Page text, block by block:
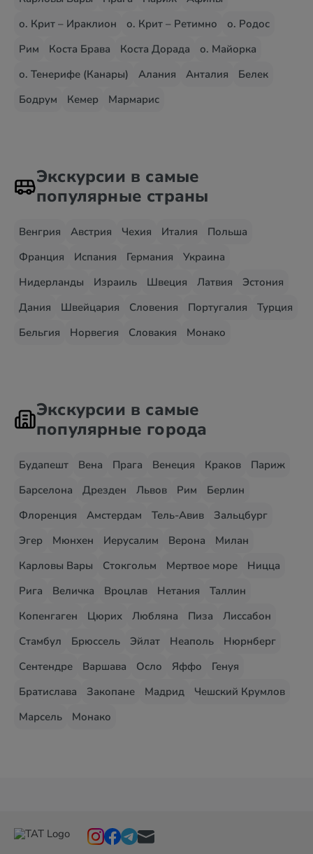
о. Крит – Ираклион
о. Крит – Ретимно
о. Родос
Рим
Коста Брава Коста Дорада
о. Майорка
о. Тенерифе (Канары)
Алания Анталия
Белек
Бодрум
Кемер Мармарис
Экскурсии в самые
популярные страны
Венгрия Австрия Чехия Италия
Польша
Франция
Испания Германия
Украина
Нидерланды
Израиль Швеция Латвия
Эстония
Дания
Швейцария Словения Португалия
Турция
Бельгия
Норвегия Словакия Монако
Экскурсии в самые
популярные города
Будапешт Вена Прага Венеция Краков
Париж
Барселона
Дрезден Львов Рим
Берлин
Флоренция
Амстердам Тель-Авив
Зальцбург
Эгер
Мюнхен Иерусалим Верона
Милан
Карловы Вары
Стокгольм Мертвое море
Ницца
Рига
Величка Вроцлав Нетания
Таллин
Копенгаген
Цюрих Любляна Пиза
Лиссабон
Стамбул
Брюссель Эйлат Неаполь
Нюрнберг
Сентендре
Варшава Осло Яффо
Генуя
Братислава
Закопане Мадрид
Чешский Крумлов
Марсель
Монако